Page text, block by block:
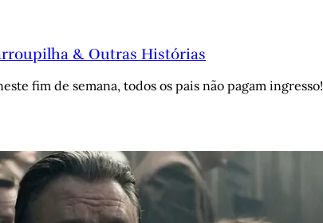
& Outras Histórias
fim de semana, todos os pais não pagam ingresso!